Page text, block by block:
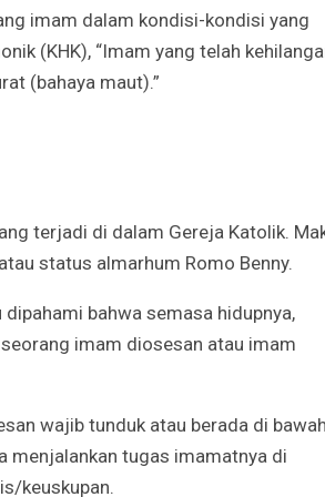
imam dalam kondisi-kondisi yang
(KHK), “Imam yang telah
(bahaya maut).”
terjadi di dalam Gereja Katolik.
status almarhum Romo Benny.
bahwa semasa hidupnya,
imam diosesan atau imam
wajib tunduk atau berada di bawah
menjalankan tugas imamatnya di
keuskupan.